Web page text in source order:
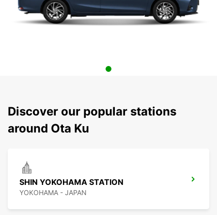
Discover our popular stations
around Ota Ku
SHIN YOKOHAMA STATION
YOKOHAMA - JAPAN